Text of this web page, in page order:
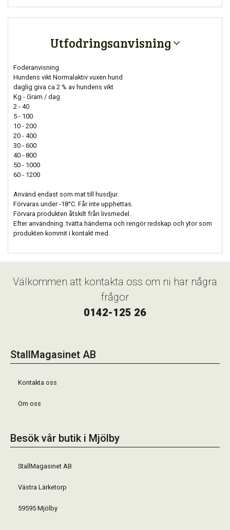
Utfodringsanvisning
Foderanvisning
Hundens vikt Normalaktiv vuxen hund
daglig giva ca 2 % av hundens vikt
Kg - Gram / dag
2 - 40
5 - 100
10 - 200
20 - 400
30 - 600
40 - 800
50 - 1000
60 - 1200
Använd endast som mat till husdjur.
Förvaras under -18°C. Får inte upphettas.
Förvara produkten åtskilt från livsmedel.
Efter användning: tvätta händerna och rengör redskap och ytor som
produkten kommit i kontakt med.
Välkommen att kontakta oss om ni har några
frågor
0142-125 26
StallMagasinet AB
Kontakta oss
Om oss
Besök vår butik i Mjölby
StallMagasinet AB
Västra Lärketorp
59595 Mjölby